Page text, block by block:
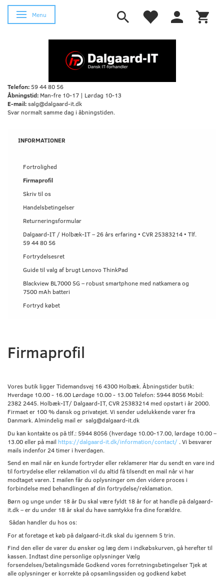
Skifte navigation
Menu
Telefon:59 44 80 56
Åbningstid: Man-fre 10-17 | Lørdag 10-13
E-mail:salg@dalgaard-it.dk
Svar normalt samme dag i åbningstiden.
INFORMATIONER
Fortrolighed
Firmaprofil
Skriv til os
Handelsbetingelser
Returneringsformular
Dalgaard-IT / Holbæk-IT – 26 års erfaring • CVR 25383214 • Tlf.
59 44 80 56
Fortrydelsesret
Guide til valg af brugt Lenovo ThinkPad
Blackview BL7000 5G – robust smartphone med natkamera og
7500 mAh batteri
Fortryd købet
Firmaprofil
Vores butik ligger Tidemandsvej 16 4300 Holbæk. Åbningstider butik:
Hverdage 10.00 - 16.00 Lørdage 10.00 - 13.00 Telefon: 5944 8056 Mobil:
2382 2445. Holbæk-IT/ Dalgaard-IT, CVR 25383214 med opstart i år 2000.
Firmaet er 100 % dansk og privatejet. Vi sender udelukkende varer fra
Danmark. Almindelig mail er salg@dalgaard-it.dk
Du kan kontakte os på tlf.: 5944 8056 (hverdage 10.00-17.00, lørdage 10.00 –
13.00 eller på mail https://dalgaard-it.dk/information/contact/ . Vi besvarer
mails indenfor 24 timer i hverdagen.
Send en mail når en kunde fortryder eller reklamerer Har du sendt en vare ind
til fortrydelse eller reklamation vil du altid få tilsendt en mail når vi har
modtaget varen. I mailen får du oplysninger om den videre proces i
forbindelse med behandlingen af din fortrydelse/reklamation.
Børn og unge under 18 år Du skal være fyldt 18 år for at handle på dalgaard-
it.dk – er du under 18 år skal du have samtykke fra dine forældre.
Sådan handler du hos os:
For at foretage et køb på dalgaard-it.dk skal du igennem 5 trin.
Find den eller de varer du ønsker og læg dem i indkøbskurven, gå herefter til
kassen. Indtast dine personlige oplysninger Vælg
forsendelses/betalingsmåde Godkend vores forretningsbetingelser Tjek at
alle oplysninger er korrekte på opsamlingssiden og godkend købet